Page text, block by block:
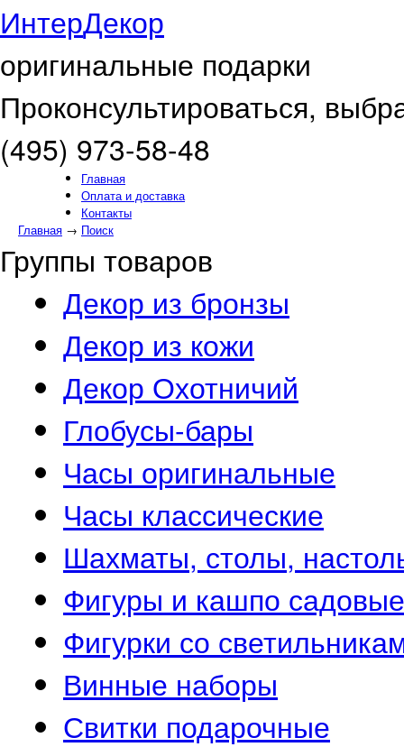
ИнтерДекор
оригинальные подарки
Проконсультироваться,
(495) 973-58-48
Главная
Оплата и доставка
Контакты
Главная → Поиск
Группы товаров
Декор из бронзы
Декор из кожи
Декор Охотничий
Глобусы-бары
Часы оригинальные
Часы классические
Шахматы, столы,
Фигуры и кашпо садовые
Фигурки со
Винные наборы
Свитки подарочные